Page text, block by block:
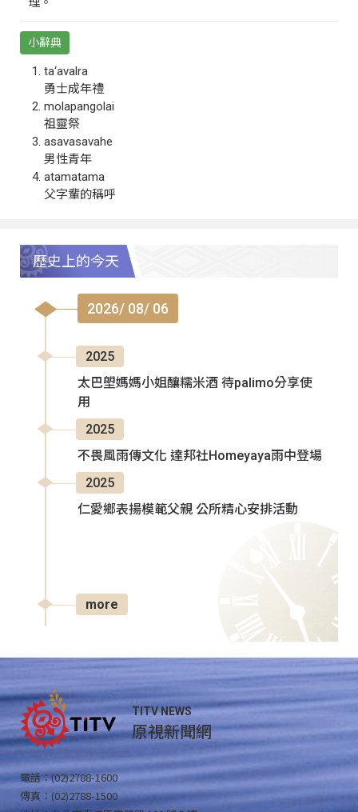
小辭典
ta‘avalra
勇士成年禮
molapangolai
祖靈祭
asavasavahe
男性青年
atamatama
父字輩的稱呼
歷史上的今天
2026/ 08/ 06
2025
太巴塱媽媽小姐釀糯米酒 待palimo分享使
用
2025
不畏風雨傳文化 達邦社Homeyaya雨中登場
2025
仁愛鄉表揚模範父親 公所精心安排活動
more
TITV NEWS
原視新聞網
電話：(02)2788-1600
傳真：(02)2788-1500